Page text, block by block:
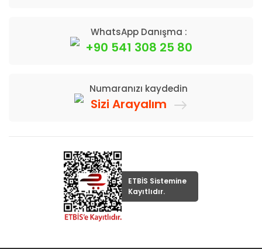
WhatsApp Danışma :
+90 541 308 25 80
Numaranızı kaydedin
Sizi Arayalım
ETBİS Sistemine
Kayıtlıdır.